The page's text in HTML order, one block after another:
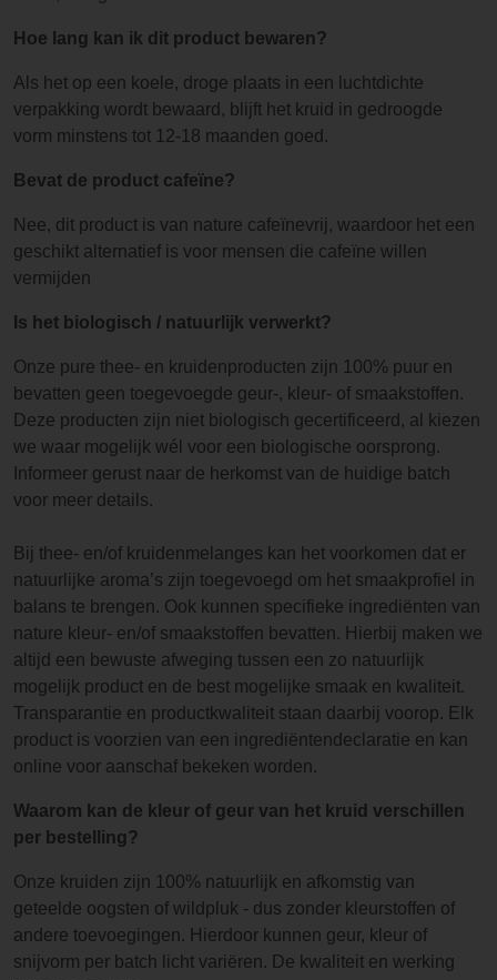
Hoe lang kan ik dit product bewaren?
Als het op een koele, droge plaats in een luchtdichte
verpakking wordt bewaard, blijft het kruid in gedroogde
vorm minstens tot 12-18 maanden goed.
Bevat de product cafeïne?
Nee, dit product is van nature cafeïnevrij, waardoor het een
geschikt alternatief is voor mensen die cafeïne willen
vermijden
Is het biologisch / natuurlijk verwerkt?
Onze pure thee- en kruidenproducten zijn 100% puur en
bevatten geen toegevoegde geur-, kleur- of smaakstoffen.
Deze producten zijn niet biologisch gecertificeerd, al kiezen
we waar mogelijk wél voor een biologische oorsprong.
Informeer gerust naar de herkomst van de huidige batch
voor meer details.
Bij thee- en/of kruidenmelanges kan het voorkomen dat er
natuurlijke aroma’s zijn toegevoegd om het smaakprofiel in
balans te brengen. Ook kunnen specifieke ingrediënten van
nature kleur- en/of smaakstoffen bevatten. Hierbij maken we
altijd een bewuste afweging tussen een zo natuurlijk
mogelijk product en de best mogelijke smaak en kwaliteit.
Transparantie en productkwaliteit staan daarbij voorop. Elk
product is voorzien van een ingrediëntendeclaratie en kan
online voor aanschaf bekeken worden.
Waarom kan de kleur of geur van het kruid verschillen
per bestelling?
Onze kruiden zijn 100% natuurlijk en afkomstig van
geteelde oogsten of wildpluk - dus zonder kleurstoffen of
andere toevoegingen. Hierdoor kunnen geur, kleur of
snijvorm per batch licht variëren. De kwaliteit en werking